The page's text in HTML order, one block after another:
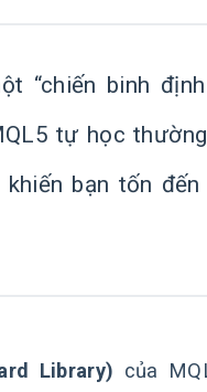
“chiến binh
tự học
bạn tốn
Library) của